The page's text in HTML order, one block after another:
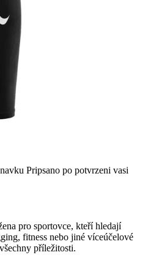
Pripsano po potvrzeni vasi
pro sportovce, kteří hledají
fitness nebo jiné víceúčelové
příležitosti.